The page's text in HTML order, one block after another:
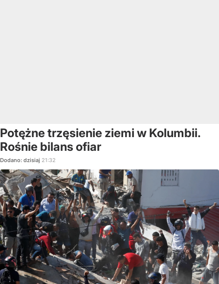
Potężne trzęsienie ziemi w Kolumbii.
Rośnie bilans ofiar
Dodano: dzisiaj 21:32